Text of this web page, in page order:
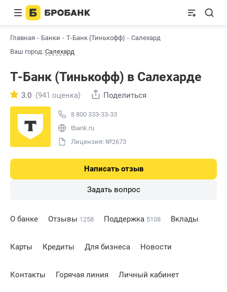
Главная Банки Т-Банк (Тинькофф)
Салехард
Ваш город: Салехард
Т-Банк (Тинькофф) в Салехарде
8 800 333-33-33
tbank.ru
Лицензия: №2673
3.0 (941 оценка) Поделиться
Написать отзыв
Задать вопрос
О банке Отзывы 1258 Поддержка 5108 Вклады
Карты Кредиты Для бизнеса Новости
Контакты Горячая линия Личный кабинет